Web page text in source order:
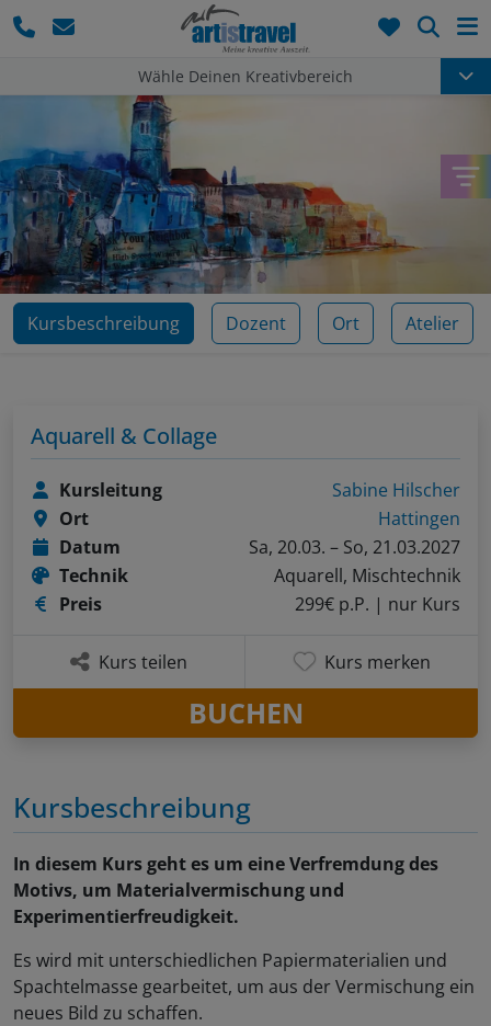
Wähle Deinen Kreativbereich
Kursbeschreibung Dozent Ort Atelier
Kursbeschreibung
In diesem Kurs geht es um eine Verfremdung des
Motivs, um Materialvermischung und
Experimentierfreudigkeit.
Es wird mit unterschiedlichen Papiermaterialien und
Spachtelmasse gearbeitet, um aus der Vermischung ein
neues Bild zu schaffen.
Aquarell & Collage
Kursleitung
Sabine Hilscher
Ort
Hattingen
Datum
Sa, 20.03. – So, 21.03.2027
Technik
Aquarell, Mischtechnik
Preis
299€ p.P. | nur Kurs
Kurs teilen Kurs merken
BUCHEN